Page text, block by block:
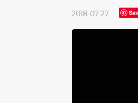
2018-07-27